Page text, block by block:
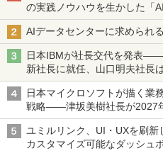
の実践ノウハウを生かした「
AIデータセンターに求められ
日本IBMが社長交代を発表
新社長に就任、山口明夫社長
日本マイクロソフトが描く業
戦略――津坂美樹社長が2027
ユミルリンク、UI・UXを刷
カスタマイズ可能なダッシュ